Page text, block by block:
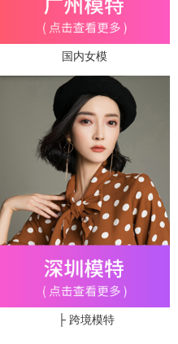
国内女模
├ 跨境模特